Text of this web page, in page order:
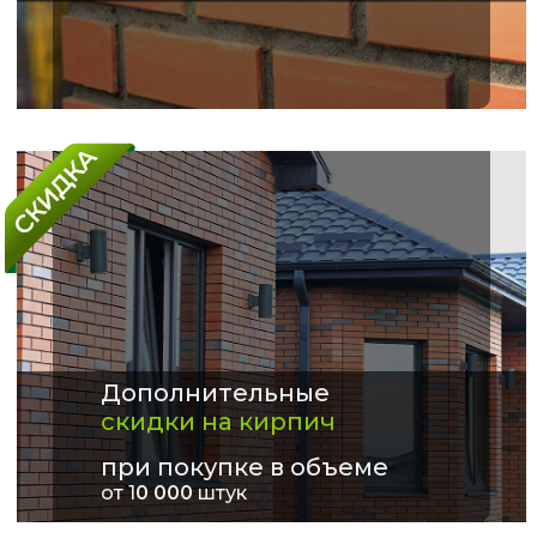
Дополнительные
скидки на кирпич
при покупке в объеме
от 10 000штук